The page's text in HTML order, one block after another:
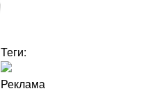
Теги:
Реклама